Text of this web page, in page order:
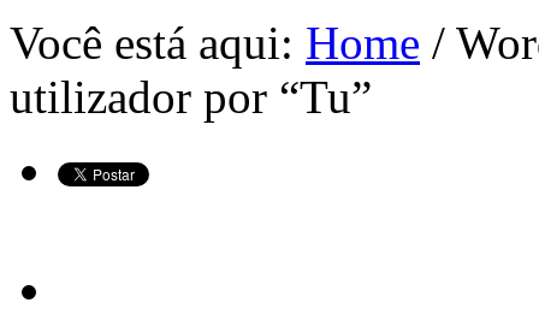
Você está aqui: Home /
utilizador por “Tu”